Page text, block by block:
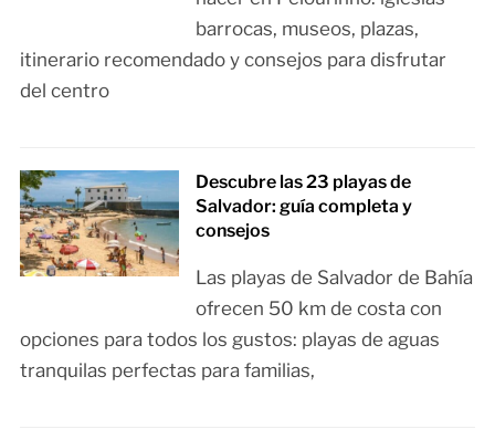
barrocas, museos, plazas,
itinerario recomendado y consejos para disfrutar
del centro
Descubre las 23 playas de
Salvador: guía completa y
consejos
Las playas de Salvador de Bahía
ofrecen 50 km de costa con
opciones para todos los gustos: playas de aguas
tranquilas perfectas para familias,